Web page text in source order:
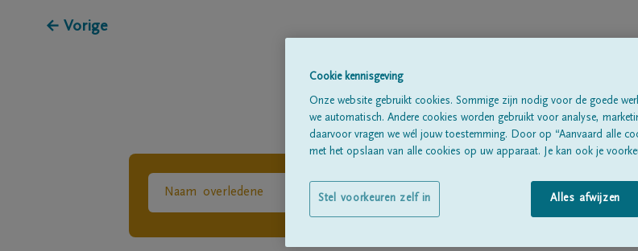
← Vorige
Cookie kennisgeving
Onze website gebruikt cookies. Sommige zijn nodig voor de goede
we automatisch. Andere cookies worden gebruikt voor analyse,
daarvoor vragen we wél jouw toestemming. Door op “Aanvaard alle
met het opslaan van alle cookies op uw apparaat. Je kan ook je
Alles afwijzen
Stel voorkeuren zelf in